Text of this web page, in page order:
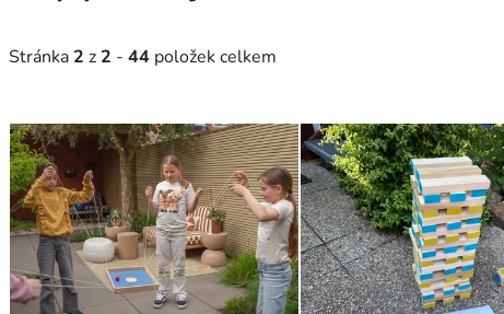
Stránka 2 z 2 - 44 položek celkem
V
ý
p
i
s
p
r